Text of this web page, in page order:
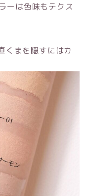
ーは色味もテクス
くまを隠すにはカ